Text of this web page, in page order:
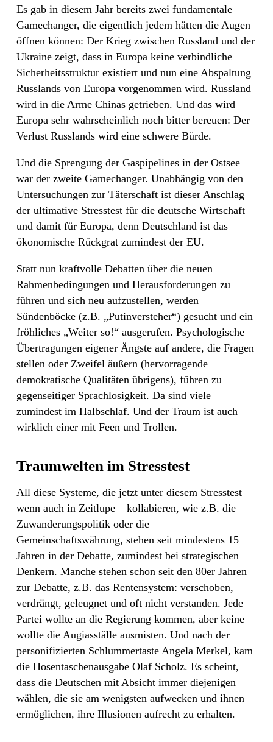
Es gab in diesem Jahr bereits zwei fundamentale
Gamechanger, die eigentlich jedem hätten die Augen
öffnen können: Der Krieg zwischen Russland und der
Ukraine zeigt, dass in Europa keine verbindliche
Sicherheitsstruktur existiert und nun eine Abspaltung
Russlands von Europa vorgenommen wird. Russland
wird in die Arme Chinas getrieben. Und das wird
Europa sehr wahrscheinlich noch bitter bereuen: Der
Verlust Russlands wird eine schwere Bürde.
Und die Sprengung der Gaspipelines in der Ostsee
war der zweite Gamechanger. Unabhängig von den
Untersuchungen zur Täterschaft ist dieser Anschlag
der ultimative Stresstest für die deutsche Wirtschaft
und damit für Europa, denn Deutschland ist das
ökonomische Rückgrat zumindest der EU.
Statt nun kraftvolle Debatten über die neuen
Rahmenbedingungen und Herausforderungen zu
führen und sich neu aufzustellen, werden
Sündenböcke (z.B. „Putinversteher“) gesucht und ein
fröhliches „Weiter so!“ ausgerufen. Psychologische
Übertragungen eigener Ängste auf andere, die Fragen
stellen oder Zweifel äußern (hervorragende
demokratische Qualitäten übrigens), führen zu
gegenseitiger Sprachlosigkeit. Da sind viele
zumindest im Halbschlaf. Und der Traum ist auch
wirklich einer mit Feen und Trollen.
Traumwelten im Stresstest
All diese Systeme, die jetzt unter diesem Stresstest –
wenn auch in Zeitlupe – kollabieren, wie z.B. die
Zuwanderungspolitik oder die
Gemeinschaftswährung, stehen seit mindestens 15
Jahren in der Debatte, zumindest bei strategischen
Denkern. Manche stehen schon seit den 80er Jahren
zur Debatte, z.B. das Rentensystem: verschoben,
verdrängt, geleugnet und oft nicht verstanden. Jede
Partei wollte an die Regierung kommen, aber keine
wollte die Augiasställe ausmisten. Und nach der
personifizierten Schlummertaste Angela Merkel, kam
die Hosentaschenausgabe Olaf Scholz. Es scheint,
dass die Deutschen mit Absicht immer diejenigen
wählen, die sie am wenigsten aufwecken und ihnen
ermöglichen, ihre Illusionen aufrecht zu erhalten.